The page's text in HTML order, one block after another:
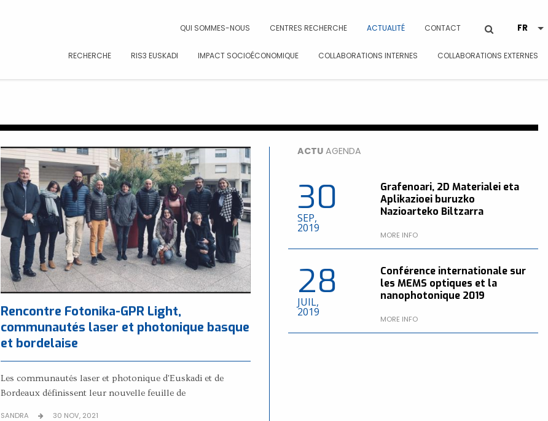
QUI SOMMES-NOUS
CENTRES RECHERCHE ACTUALITÉ CONTACT
RECHERCHE RIS3 EUSKADI IMPACT SOCIOÉCONOMIQUE COLLABORATIONS INTERNES COLLABORATIONS EXTERNES
Rencontre Fotonika-GPR Light,
communautés laser et photonique basque
et bordelaise
Les communautés laser et photonique d'Euskadi et de
Bordeaux définissent leur nouvelle feuille de
SANDRA 30 NOV, 2021
ACTUAGENDA
30
SEP,
2019
Grafenoari, 2D Materialei eta
Aplikazioei buruzko
Nazioarteko Biltzarra
MORE INFO
28
JUIL,
2019
Conférence internationale sur
les MEMS optiques et la
nanophotonique 2019
MORE INFO